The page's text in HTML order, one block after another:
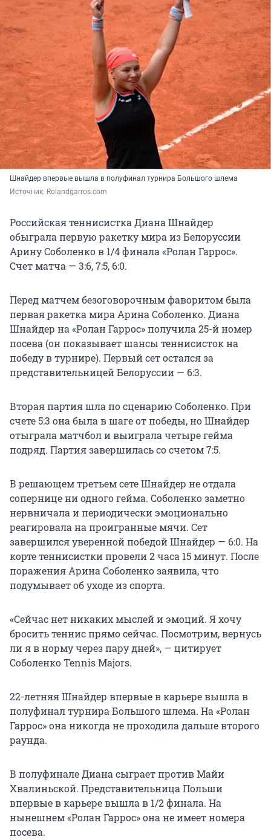
Шнайдер впервые вышла в полуфинал турнира Большого шлема
Источник: Rolandgarros.com
Российская теннисистка Диана Шнайдер
обыграла первую ракетку мира из Белоруссии
Арину Соболенко в 1/4 финала «Ролан Гаррос».
Счет матча — 3:6, 7:5, 6:0.
Перед матчем безоговорочным фаворитом была
первая ракетка мира Арина Соболенко. Диана
Шнайдер на «Ролан Гаррос» получила 25-й номер
посева (он показывает шансы теннисисток на
победу в турнире). Первый сет остался за
представительницей Белоруссии — 6:3.
Вторая партия шла по сценарию Соболенко. При
счете 5:3 она была в шаге от победы, но Шнайдер
отыграла матчбол и выиграла четыре гейма
подряд. Партия завершилась со счетом 7:5.
В решающем третьем сете Шнайдер не отдала
сопернице ни одного гейма. Соболенко заметно
нервничала и периодически эмоционально
реагировала на проигранные мячи. Сет
завершился уверенной победой Шнайдер — 6:0. На
корте теннисистки провели 2 часа 15 минут. После
поражения Арина Соболенко заявила, что
подумывает об уходе из спорта.
«Сейчас нет никаких мыслей и эмоций. Я хочу
бросить теннис прямо сейчас. Посмотрим, вернусь
ли я в норму через пару дней», — цитирует
Соболенко Tennis Majors.
22-летняя Шнайдер впервые в карьере вышла в
полуфинал турнира Большого шлема. На «Ролан
Гаррос» она никогда не проходила дальше второго
раунда.
В полуфинале Диана сыграет против Майи
Хвалиньской. Представительница Польши
впервые в карьере вышла в 1/2 финала. На
нынешнем «Ролан Гаррос» она не имеет номера
посева.